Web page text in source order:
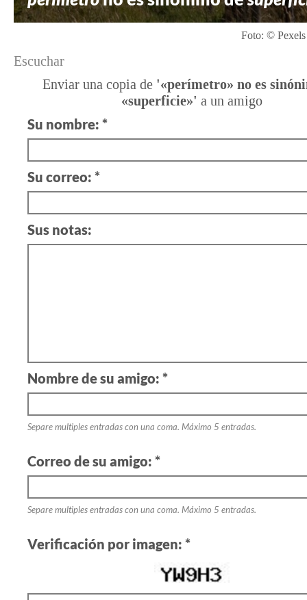
Foto: ©
Escuchar
Enviar una copia de '«perímetro» no es
«superficie»' a un amigo
Su nombre: *
Su correo: *
Sus notas:
Nombre de su amigo: *
Separe multiples entradas con una coma. Máximo 5 entradas.
Correo de su amigo: *
Separe multiples entradas con una coma. Máximo 5 entradas.
Verificación por imagen: *